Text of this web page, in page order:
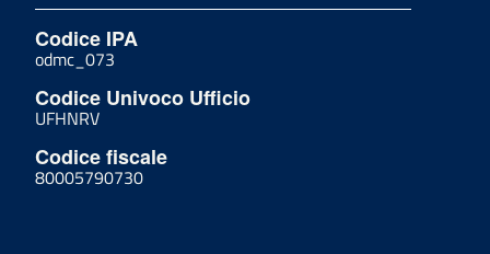
Codice IPA
odmc_073
Codice Univoco Ufficio
UFHNRV
Codice fiscale
80005790730